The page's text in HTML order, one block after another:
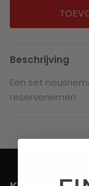
Beschrijving
Een set
reserveriemen